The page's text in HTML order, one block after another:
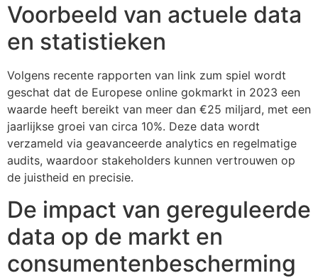
Voorbeeld van actuele data
en statistieken
Volgens recente rapporten van link zum spiel wordt
geschat dat de Europese online gokmarkt in 2023 een
waarde heeft bereikt van meer dan €25 miljard, met een
jaarlijkse groei van circa 10%. Deze data wordt
verzameld via geavanceerde analytics en regelmatige
audits, waardoor stakeholders kunnen vertrouwen op
de juistheid en precisie.
De impact van gereguleerde
data op de markt en
consumentenbescherming